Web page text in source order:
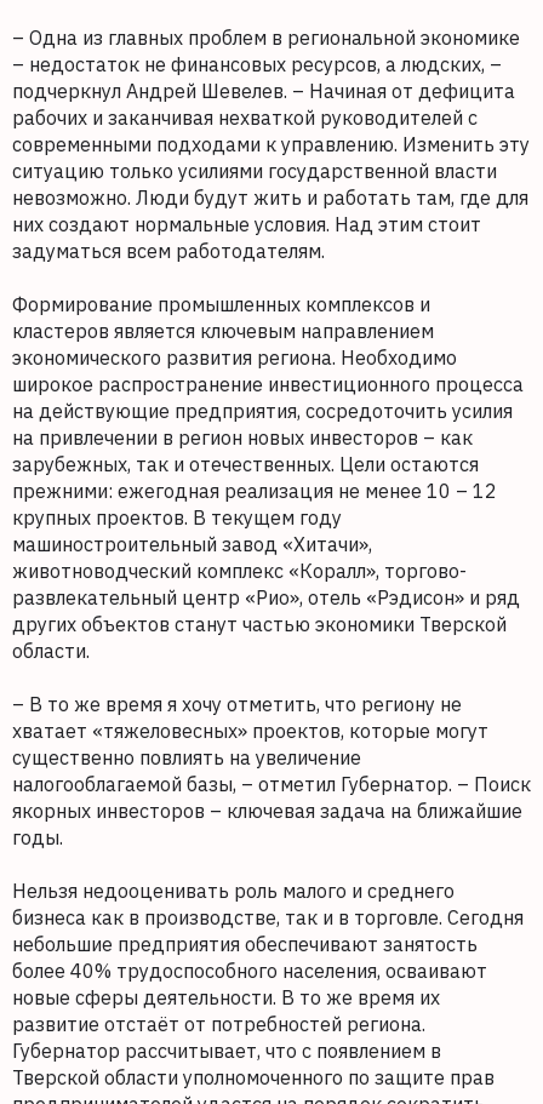
– Одна из главных проблем в региональной экономике
– недостаток не финансовых ресурсов, а людских, –
подчеркнул Андрей Шевелев. – Начиная от дефицита
рабочих и заканчивая нехваткой руководителей с
современными подходами к управлению. Изменить эту
ситуацию только усилиями государственной власти
невозможно. Люди будут жить и работать там, где для
них создают нормальные условия. Над этим стоит
задуматься всем работодателям.
Формирование промышленных комплексов и
кластеров является ключевым направлением
экономического развития региона. Необходимо
широкое распространение инвестиционного процесса
на действующие предприятия, сосредоточить усилия
на привлечении в регион новых инвесторов – как
зарубежных, так и отечественных. Цели остаются
прежними: ежегодная реализация не менее 10 – 12
крупных проектов. В текущем году
машиностроительный завод «Хитачи»,
животноводческий комплекс «Коралл», торгово-
развлекательный центр «Рио», отель «Рэдисон» и ряд
других объектов станут частью экономики Тверской
области.
– В то же время я хочу отметить, что региону не
хватает «тяжеловесных» проектов, которые могут
существенно повлиять на увеличение
налогооблагаемой базы, – отметил Губернатор. – Поиск
якорных инвесторов – ключевая задача на ближайшие
годы.
Нельзя недооценивать роль малого и среднего
бизнеса как в производстве, так и в торговле. Сегодня
небольшие предприятия обеспечивают занятость
более 40% трудоспособного населения, осваивают
новые сферы деятельности. В то же время их
развитие отстаёт от потребностей региона.
Губернатор рассчитывает, что с появлением в
Тверской области уполномоченного по защите прав